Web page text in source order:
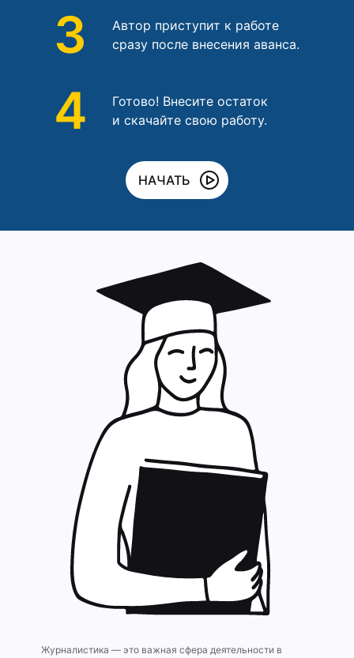
3
Автор приступит к работе
сразу после внесения аванса.
4
Готово! Внесите остаток
и скачайте свою работу.
НАЧАТЬ
Журналистика — это важная сфера деятельности в